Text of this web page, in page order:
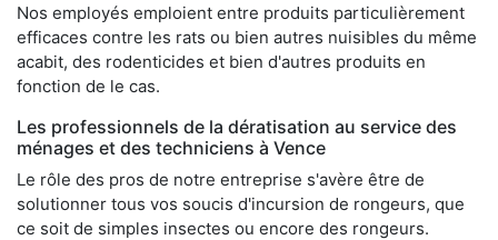
Nos employés emploient entre produits particulièrement
efficaces contre les rats ou bien autres nuisibles du même
acabit, des rodenticides et bien d'autres produits en
fonction de le cas.
Les professionnels de la dératisation au service des
ménages et des techniciens à Vence
Le rôle des pros de notre entreprise s'avère être de
solutionner tous vos soucis d'incursion de rongeurs, que
ce soit de simples insectes ou encore des rongeurs.